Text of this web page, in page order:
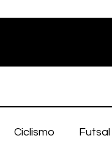
Ciclismo Futsal